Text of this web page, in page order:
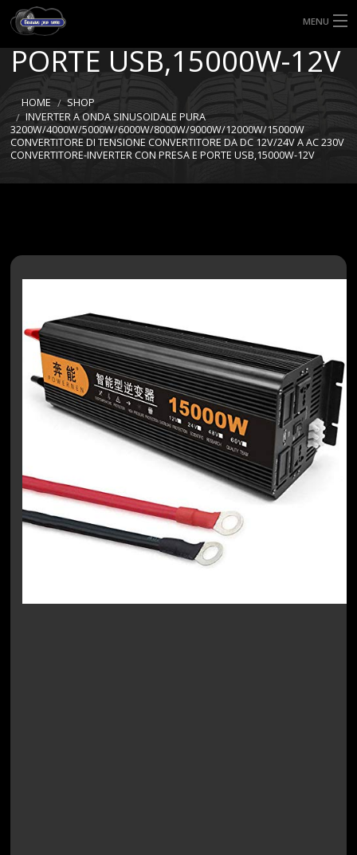
MENU
HOME
TIPI DI GOMME
MISURE GOMME
INVERTER CON PRESA E
PORTE USB,15000W-12V
HOME
SHOP
INVERTER A ONDA SINUSOIDALE PURA
3200W/4000W/5000W/6000W/8000W/9000W/12000W/15000W
CONVERTITORE DI TENSIONE CONVERTITORE DA DC 12V/24V A AC 230V
CONVERTITORE-INVERTER CON PRESA E PORTE USB,15000W-12V